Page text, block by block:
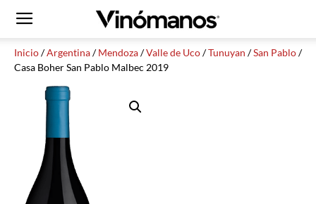
Inicio/Argentina/Mendoza/Valle de Uco/Tunuyan /San Pablo/
Casa Boher San Pablo Malbec 2019